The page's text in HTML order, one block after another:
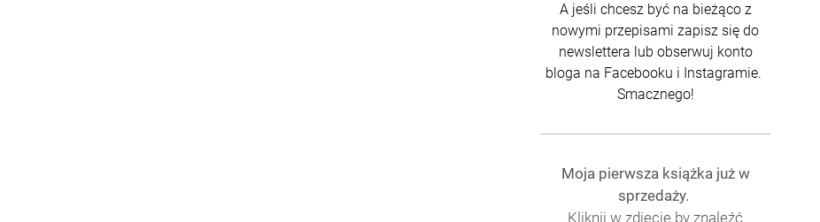
A jeśli chcesz być na bieżąco z
nowymi przepisami zapisz się do
newslettera lub obserwuj konto
bloga na Facebooku i Instagramie.
Smacznego!
Moja pierwsza książka już w
sprzedaży.
Kliknij w zdjęcie by znaleźć